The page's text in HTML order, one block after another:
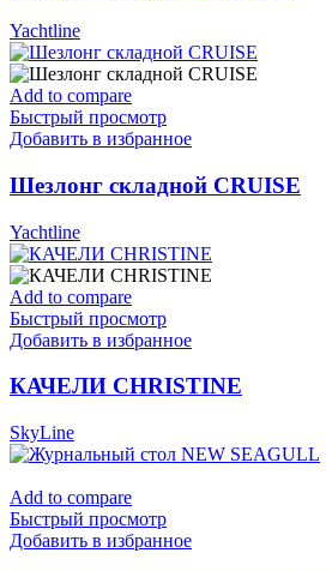
Yachtline
Add to compare
Быстрый просмотр
Добавить в избранное
Шезлонг складной CRUISE
Yachtline
Add to compare
Быстрый просмотр
Добавить в избранное
КАЧЕЛИ CHRISTINE
SkyLine
Add to compare
Быстрый просмотр
Добавить в избранное